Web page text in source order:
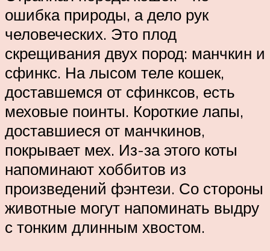
ошибка природы, а дело рук
человеческих. Это плод
скрещивания двух пород: манчкин и
сфинкс. На лысом теле кошек,
доставшемся от сфинксов, есть
меховые поинты. Короткие лапы,
доставшиеся от манчкинов,
покрывает мех. Из-за этого коты
напоминают хоббитов из
произведений фэнтези. Со стороны
животные могут напоминать выдру
с тонким длинным хвостом.